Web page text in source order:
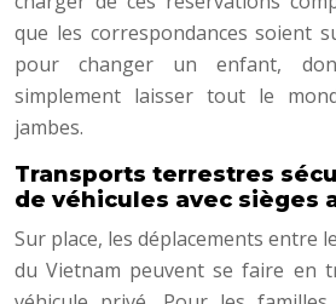
que les correspondances soient
pour changer un enfant,
simplement laisser tout le
jambes.
Transports terrestres
de véhicules avec sièges
Sur place, les déplacements entre
du Vietnam peuvent se faire en